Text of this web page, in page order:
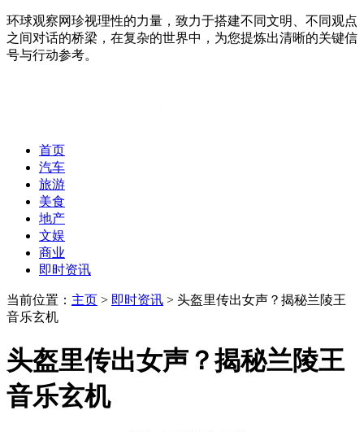
环球观察网珍视理性的力量，致力于搭建不同文明、不同观点
之间对话的桥梁，在复杂的世界中，为您提炼出清晰的关键信
号与行动参考。
首页
汽车
旅游
美食
地产
文娱
商业
即时资讯
当前位置： 主页 > 即时资讯 > 头盔里传出女声？揭秘兰陵王
音乐玄机
头盔里传出女声？揭秘兰陵王
音乐玄机